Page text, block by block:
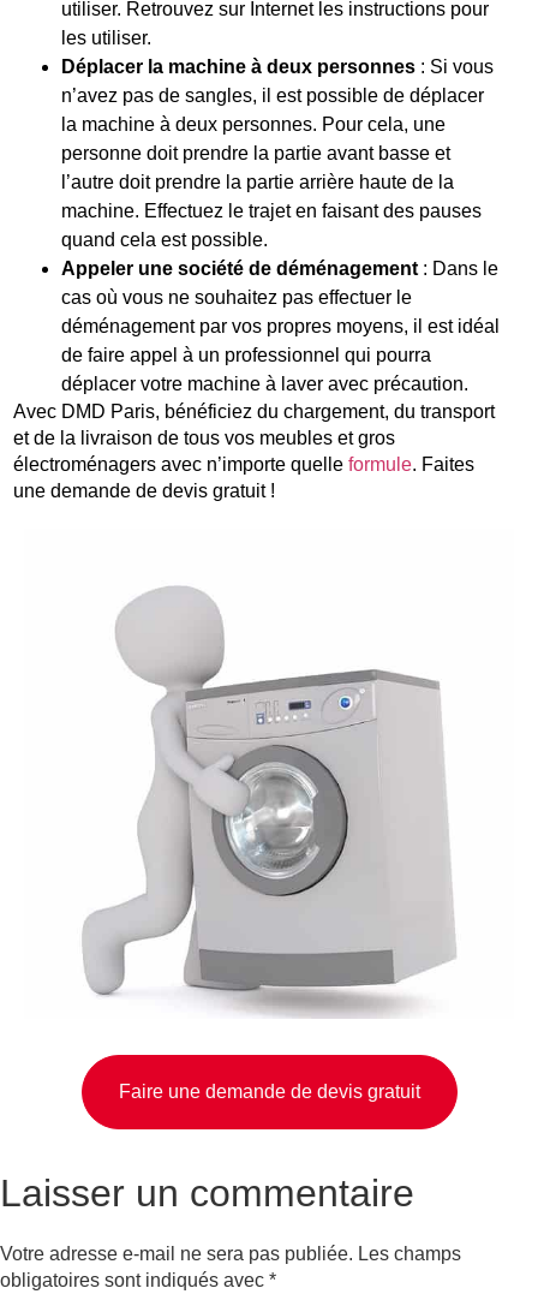
utiliser. Retrouvez sur Internet les instructions pour
les utiliser.
Déplacer la machine à deux personnes : Si vous
n’avez pas de sangles, il est possible de déplacer
la machine à deux personnes. Pour cela, une
personne doit prendre la partie avant basse et
l’autre doit prendre la partie arrière haute de la
machine. Effectuez le trajet en faisant des pauses
quand cela est possible.
Appeler une société de déménagement : Dans le
cas où vous ne souhaitez pas effectuer le
déménagement par vos propres moyens, il est idéal
de faire appel à un professionnel qui pourra
déplacer votre machine à laver avec précaution.
Avec DMD Paris, bénéficiez du chargement, du transport
et de la livraison de tous vos meubles et gros
électroménagers avec n’importe quelleformule. Faites
une demande de devis gratuit !
Faire une demande de devis gratuit
Laisser un commentaire
Votre adresse e-mail ne sera pas publiée. Les champs
obligatoires sont indiqués avec *